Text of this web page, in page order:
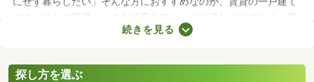
です。ほかの部屋からの生活音を気にせずに済むだけでなく、子
どもの足音に気を遣わずに済む点も戸建ての魅力。生活音のトラ
します。
続きを見る
探し方を選ぶ